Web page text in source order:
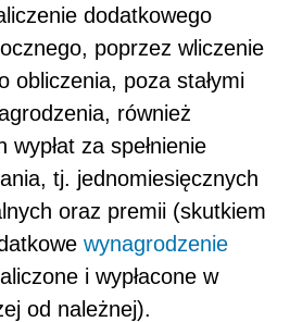
dodatkowego
poprzez wliczenie
obliczenia, poza stałymi
również
za spełnienie
tj. jednomiesięcznych
oraz premii (skutkiem
wynagrodzenie
i wypłacone w
od należnej).